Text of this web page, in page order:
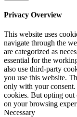
Privacy Overview
This website uses
navigate through the
are categorized as
essential for the
also use third-party
you use this website.
only with your consent.
cookies. But opting out
on your browsing
Necessary